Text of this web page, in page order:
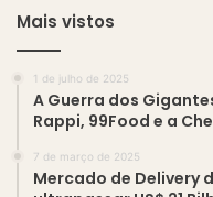
Mais vistos
1 de julho de 2025
A Guerra dos
Rappi, 99Food e a
7 de março de 2025
Mercado de Delivery